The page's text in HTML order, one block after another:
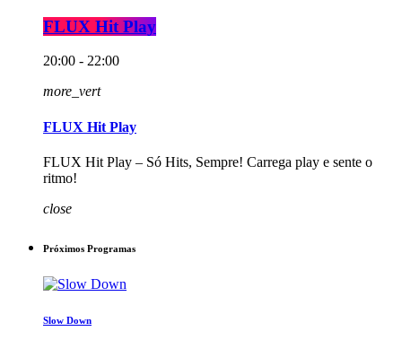
FLUX Hit Play
20:00 - 22:00
more_vert
FLUX Hit Play
FLUX Hit Play – Só Hits, Sempre! Carrega play e sente o
ritmo!
close
Próximos Programas
Slow Down